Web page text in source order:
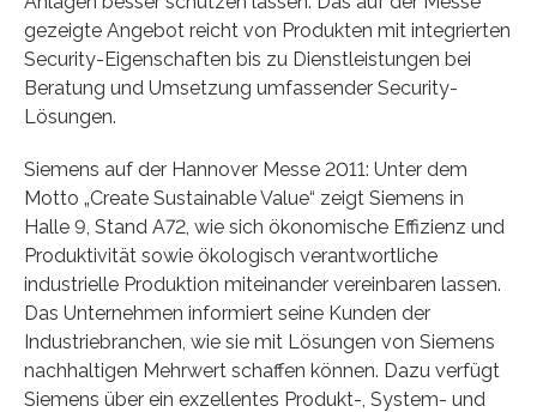
gezeigte Angebot reicht von Produkten mit integrierten
Security-Eigenschaften bis zu Dienstleistungen bei
Beratung und Umsetzung umfassender Security-
Lösungen.
Siemens auf der Hannover Messe 2011: Unter dem
Motto „Create Sustainable Value“ zeigt Siemens in
Halle 9, Stand A72, wie sich ökonomische Effizienz und
Produktivität sowie ökologisch verantwortliche
industrielle Produktion miteinander vereinbaren lassen.
Das Unternehmen informiert seine Kunden der
Industriebranchen, wie sie mit Lösungen von Siemens
nachhaltigen Mehrwert schaffen können. Dazu verfügt
Siemens über ein exzellentes Produkt-, System- und